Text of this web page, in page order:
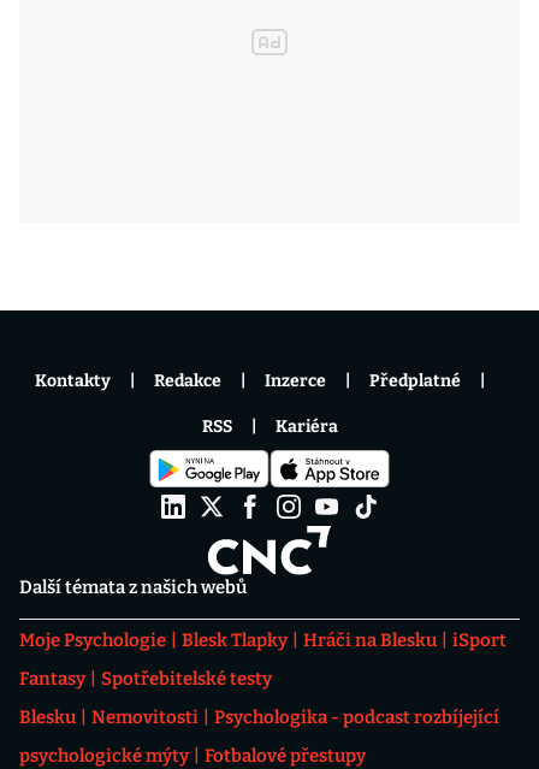
Další témata z našich webů
Moje Psychologie Blesk Tlapky Hráči na Blesku
iSport
Fantasy
Spotřebitelské testy
Blesku
Nemovitosti
Psychologika - podcast rozbíjející
psychologické mýty
Fotbalové přestupy
Kontakty Redakce Inzerce Předplatné
RSS Kariéra